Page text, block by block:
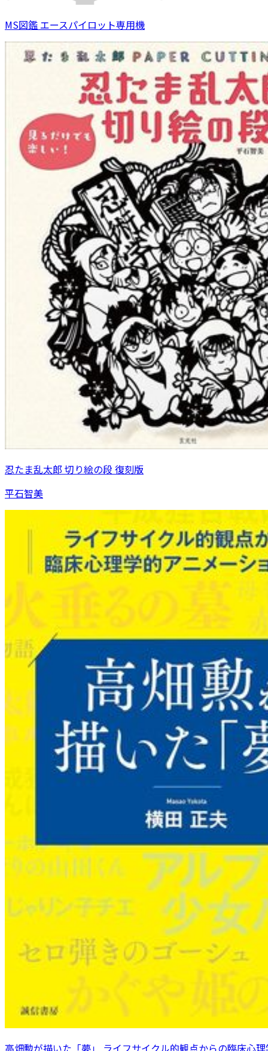
MS図鑑 エースパイロット専用機
忍たま乱太郎 切り絵の段 復刻版
平石智美
高畑勲が描いた「夢」 ライフサイクル的観点からの臨床心